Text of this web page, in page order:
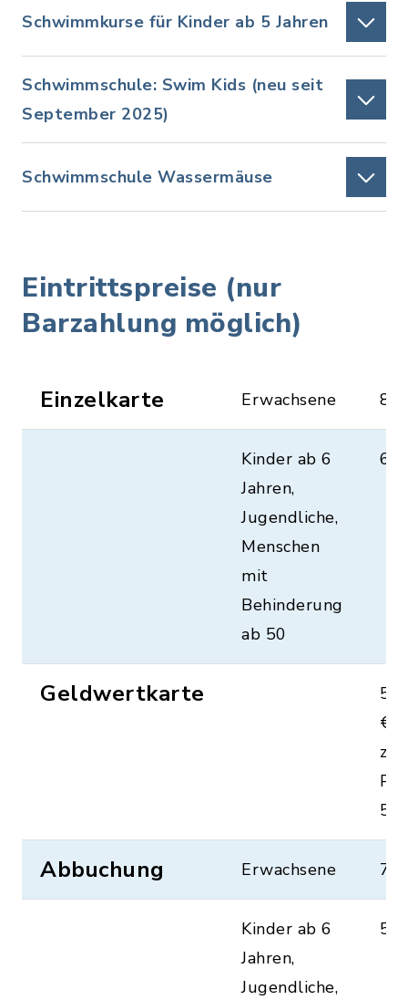
Schwimmkurse für Kinder ab 5 Jahren
Schwimmschule: Swim Kids (neu seit
September 2025)
Schwimmschule Wassermäuse
Eintrittspreise (nur
Barzahlung möglich)
Einzelkarte Erwachsene
Kinder ab 6
Jahren,
Jugendliche,
Menschen
mit
Behinderung
ab 50
Geldwertkarte
€
Abbuchung Erwachsene
Kinder ab 6
Jahren,
Jugendliche,